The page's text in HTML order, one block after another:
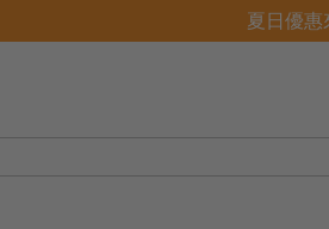
夏日優惠